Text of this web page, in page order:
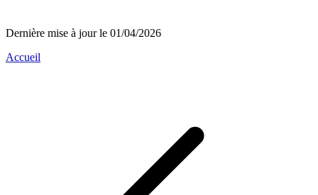
Dernière mise à jour le 01/04/2026
Accueil